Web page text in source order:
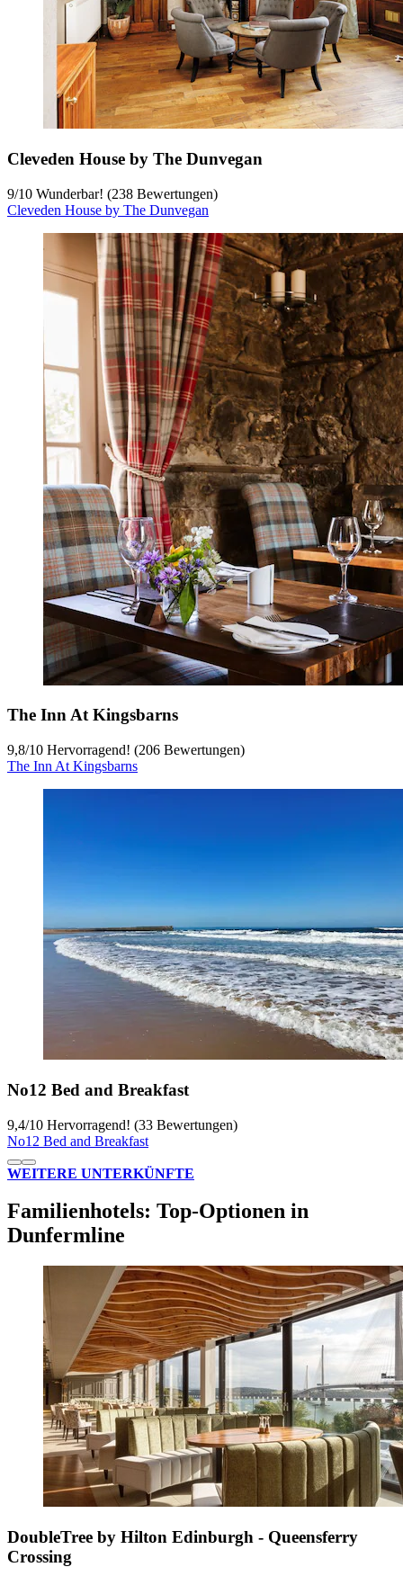
Cleveden House by The Dunvegan
9/10 Wunderbar! (238 Bewertungen)
Cleveden House by The Dunvegan
The Inn At Kingsbarns
9,8/10 Hervorragend! (206 Bewertungen)
The Inn At Kingsbarns
No12 Bed and Breakfast
9,4/10 Hervorragend! (33 Bewertungen)
No12 Bed and Breakfast
WEITERE UNTERKÜNFTE
Familienhotels: Top-Optionen in
Dunfermline
DoubleTree by Hilton Edinburgh - Queensferry
Crossing